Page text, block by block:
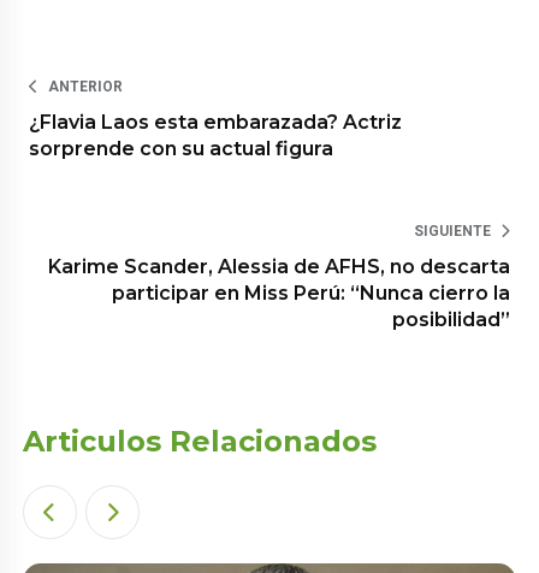
ANTERIOR
¿Flavia Laos esta embarazada? Actriz
sorprende con su actual figura
SIGUIENTE
Karime Scander, Alessia de AFHS, no descarta
participar en Miss Perú: “Nunca cierro la
posibilidad”
Articulos Relacionados